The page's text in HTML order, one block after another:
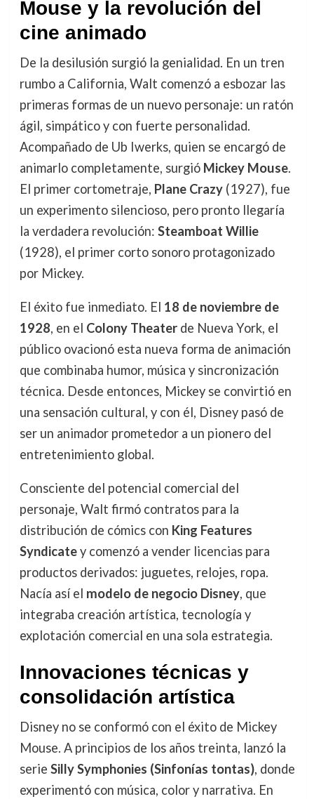
Mouse y la revolución del
cine animado
De la desilusión surgió la genialidad. En un tren
rumbo a California, Walt comenzó a esbozar las
primeras formas de un nuevo personaje: un ratón
ágil, simpático y con fuerte personalidad.
Acompañado de Ub Iwerks, quien se encargó de
animarlo completamente, surgió Mickey Mouse.
El primer cortometraje, Plane Crazy(1927), fue
un experimento silencioso, pero pronto llegaría
la verdadera revolución: Steamboat Willie
(1928), el primer corto sonoro protagonizado
por Mickey.
El éxito fue inmediato. El 18 de noviembre de
1928, en el Colony Theaterde Nueva York, el
público ovacionó esta nueva forma de animación
que combinaba humor, música y sincronización
técnica. Desde entonces, Mickey se convirtió en
una sensación cultural, y con él, Disney pasó de
ser un animador prometedor a un pionero del
entretenimiento global.
Consciente del potencial comercial del
personaje, Walt firmó contratos para la
distribución de cómics con King Features
Syndicatey comenzó a vender licencias para
productos derivados: juguetes, relojes, ropa.
Nacía así el modelo de negocio Disney, que
integraba creación artística, tecnología y
explotación comercial en una sola estrategia.
Innovaciones técnicas y
consolidación artística
Disney no se conformó con el éxito de Mickey
Mouse. A principios de los años treinta, lanzó la
serie Silly Symphonies (Sinfonías tontas), donde
experimentó con música, color y narrativa. En